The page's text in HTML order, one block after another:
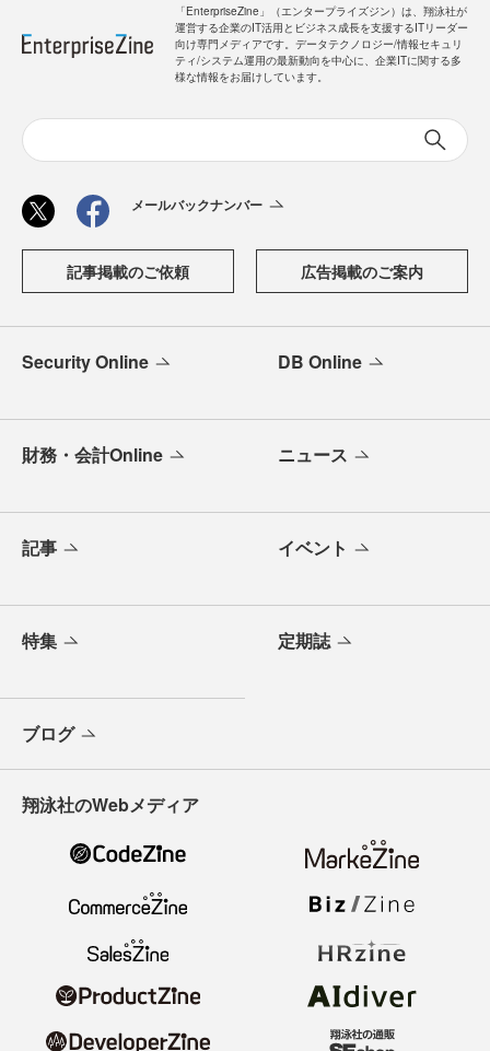
「EnterpriseZine」（エンタープライズジン）は、翔泳社が
運営する企業のIT活用とビジネス成長を支援するITリーダー
向け専門メディアです。データテクノロジー/情報セキュリ
ティ/システム運用の最新動向を中心に、企業ITに関する多
様な情報をお届けしています。
メールバックナンバー
記事掲載のご依頼 広告掲載のご案内
Security Online DB Online
財務・会計Online ニュース
記事 イベント
特集 定期誌
ブログ
翔泳社のWebメディア